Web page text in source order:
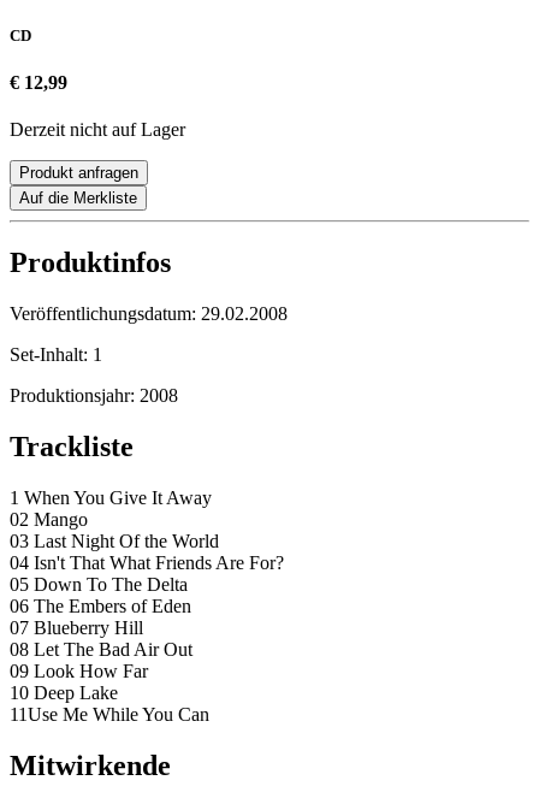
CD
€ 12,99
Derzeit nicht auf Lager
Produkt anfragen
Auf die Merkliste
Produktinfos
Veröffentlichungsdatum: 29.02.2008
Set-Inhalt: 1
Produktionsjahr: 2008
Trackliste
1 When You Give It Away
02 Mango
03 Last Night Of the World
04 Isn't That What Friends Are For?
05 Down To The Delta
06 The Embers of Eden
07 Blueberry Hill
08 Let The Bad Air Out
09 Look How Far
10 Deep Lake
11Use Me While You Can
Mitwirkende